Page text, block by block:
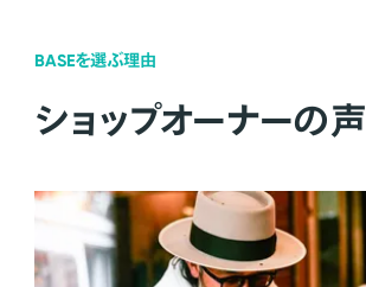
BASEを選ぶ理由
ショップオーナーの声